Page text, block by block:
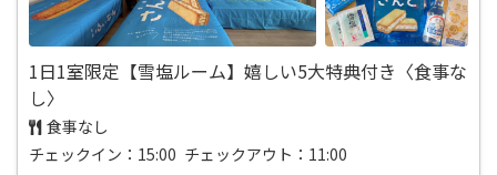
1日1室限定【雪塩ルーム】嬉しい5大特典付き〈食事な
し〉
食事なし
チェックイン：15:00 チェックアウト：11:00